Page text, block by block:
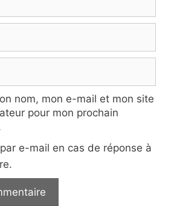
nom, mon e-mail et mon site
pour mon prochain
e-mail en cas de réponse à